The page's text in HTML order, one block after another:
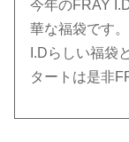
今年のFRAY
華な福袋です
I.Dらしい福袋
タートは是非